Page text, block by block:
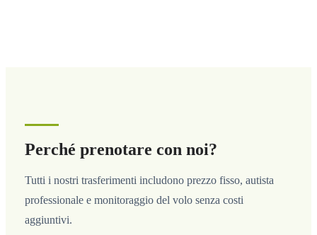
Perché prenotare con noi?
Tutti i nostri trasferimenti includono prezzo fisso, autista
professionale e monitoraggio del volo senza costi
aggiuntivi.